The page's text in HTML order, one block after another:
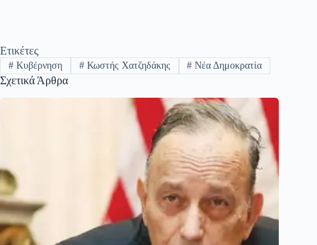
Ετικέτες
#Κυβέρνηση #Κωστής Χατζηδάκης # Νέα Δημοκρατία
Σχετικά Άρθρα